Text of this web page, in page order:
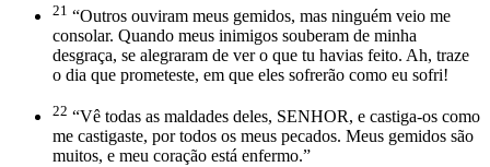
21 “Outros ouviram meus gemidos, mas ninguém veio me
consolar. Quando meus inimigos souberam de minha
desgraça, se alegraram de ver o que tu havias feito. Ah, traze
o dia que prometeste, em que eles sofrerão como eu sofri!
22 “Vê todas as maldades deles, SENHOR, e castiga-os como
me castigaste, por todos os meus pecados. Meus gemidos são
muitos, e meu coração está enfermo.”